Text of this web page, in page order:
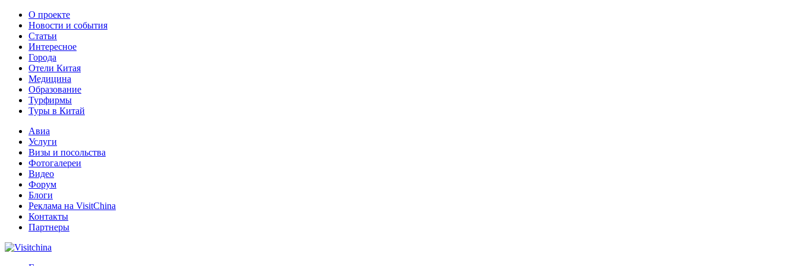
О проекте
Новости и события
Статьи
Интересное
Города
Отели Китая
Медицина
Образование
Турфирмы
Туры в Китай
Авиа
Услуги
Визы и посольства
Фотогалереи
Видео
Форум
Блоги
Реклама на VisitChina
Контакты
Партнеры